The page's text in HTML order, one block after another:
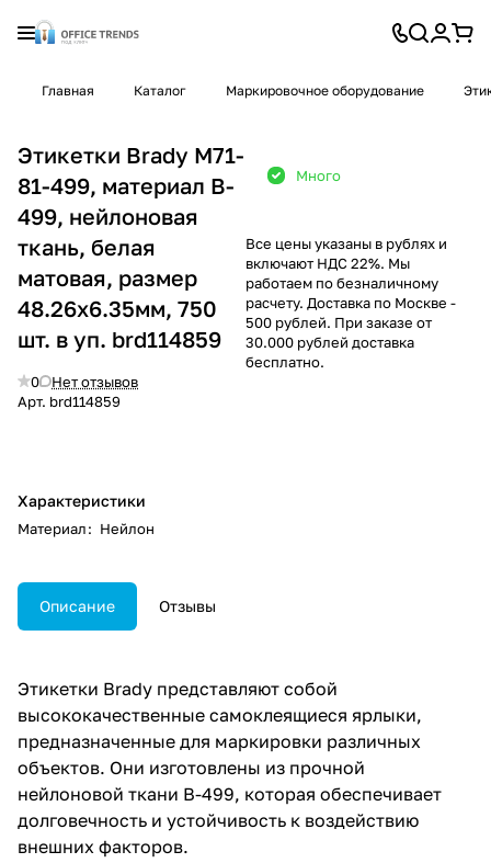
Главная Каталог Маркировочное оборудование
Этикетки Brady M71-
81-499, материал B-
499, нейлоновая
ткань, белая
матовая, размер
48.26х6.35мм, 750
шт. в уп. brd114859
0
Нет отзывов
Арт. brd114859
Характеристики
Материал: Нейлон
Много
Все цены указаны в рублях и
включают НДС 22%. Мы
работаем по безналичному
расчету. Доставка по Москве -
500 рублей. При заказе от
30.000 рублей доставка
бесплатно.
Описание Отзывы
Этикетки Brady представляют собой
высококачественные самоклеящиеся ярлыки,
предназначенные для маркировки различных
объектов. Они изготовлены из прочной
нейлоновой ткани B-499, которая обеспечивает
долговечность и устойчивость к воздействию
внешних факторов.